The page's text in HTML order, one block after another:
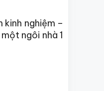
nghiệm –
ngôi nhà 1